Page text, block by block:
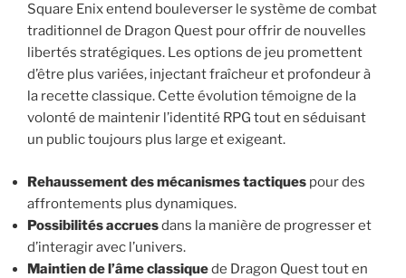
Square Enix entend bouleverser le système de combat
traditionnel de Dragon Quest pour offrir de nouvelles
libertés stratégiques. Les options de jeu promettent
d’être plus variées, injectant fraîcheur et profondeur à
la recette classique. Cette évolution témoigne de la
volonté de maintenir l’identité RPG tout en séduisant
un public toujours plus large et exigeant.
Rehaussement des mécanismes tactiques pour des
affrontements plus dynamiques.
Possibilités accruesdans la manière de progresser et
d’interagir avec l’univers.
Maintien de l’âme classiquede Dragon Quest tout en